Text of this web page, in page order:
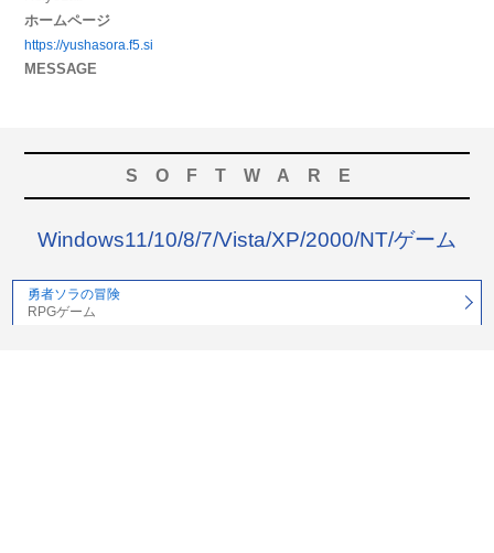
ホームページ
https://yushasora.f5.si
MESSAGE
SOFTWARE
Windows11/10/8/7/Vista/XP/2000/NT/ゲーム
勇者ソラの冒険
RPGゲーム